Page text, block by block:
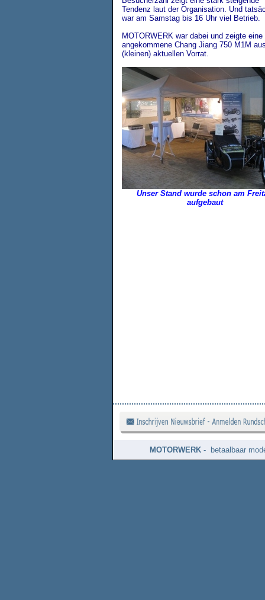
Tendenz laut der Organisation. Und
war am Samstag bis 16 Uhr viel Betrieb.
MOTORWERK war dabei und zeigte
angekommene Chang Jiang 750 M1M
(kleinen) aktuellen Vorrat.
Unser Stand wurde schon am
aufgebaut
MOTORWERK- betaalbaar